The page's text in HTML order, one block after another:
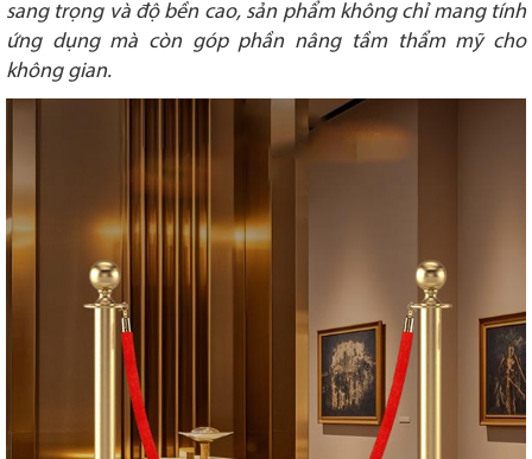
sang trọng và độ bền cao, sản phẩm không chỉ mang tính
ứng dụng mà còn góp phần nâng tầm thẩm mỹ cho
không gian.